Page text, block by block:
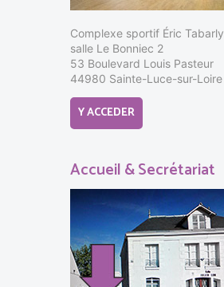
Complexe sportif Éric Tabarly
salle Le Bonniec 2
53 Boulevard Louis Pasteur
44980 Sainte-Luce-sur-Loire
Y ACCEDER
Accueil & Secrétariat